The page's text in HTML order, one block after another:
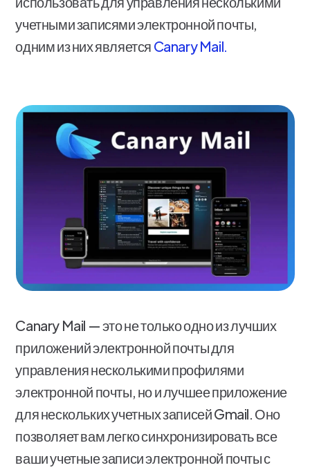
учетными записями электронной почты,
одним из них является Canary Mail.
Canary Mail — это не только одно из лучших
приложений электронной почты для
управления несколькими профилями
электронной почты, но и лучшее приложение
для нескольких учетных записей Gmail. Оно
позволяет вам легко синхронизировать все
ваши учетные записи электронной почты с